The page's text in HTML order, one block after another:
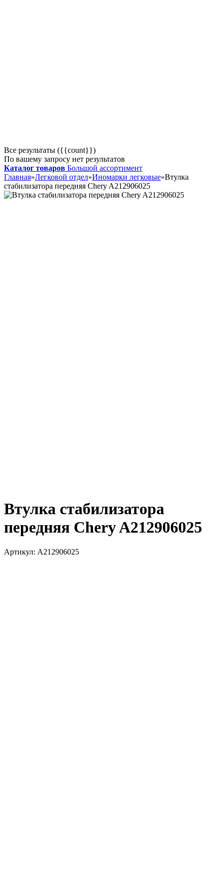
Все результаты ({{count}})
По вашему запросу нет результатов
Каталог товаров Большой ассортимент
Главная»Легковой отдел»Иномарки легковые»Втулка
стабилизатора передняя Chery A212906025
Втулка стабилизатора
передняя Chery A212906025
Артикул: A212906025